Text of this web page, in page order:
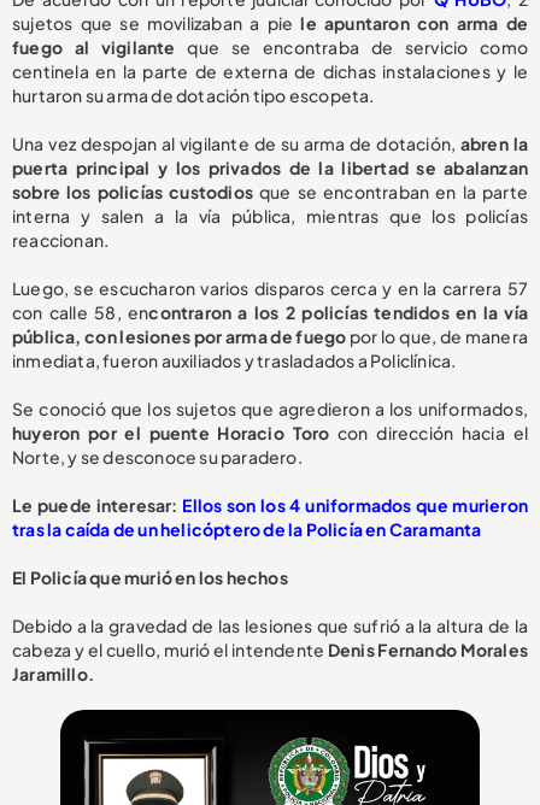
sujetos que se movilizaban a piele apuntaron con arma de
fuego al vigilante que se encontraba de servicio como
centinela en la parte de externa de dichas instalaciones y le
hurtaron su arma de dotación tipo escopeta.
Una vez despojan al vigilante de su arma de dotación, abren la
puerta principal y los privados de la libertad se abalanzan
sobre los policías custodios que se encontraban en la parte
interna y salen a la vía pública, mientras que los policías
reaccionan.
Luego, se escucharon varios disparos cerca y en la carrera 57
con calle 58, encontraron a los 2 policías tendidos en la vía
pública, con lesiones por arma de fuego por lo que, de manera
inmediata, fueron auxiliados y trasladados a Policlínica.
Se conoció que los sujetos que agredieron a los uniformados,
huyeron por el puente Horacio Toro con dirección hacia el
Norte, y se desconoce su paradero.
Le puede interesar: Ellos son los 4 uniformados que murieron
tras la caída de un helicóptero de la Policía en Caramanta
El Policía que murió en los hechos
Debido a la gravedad de las lesiones que sufrió a la altura de la
cabeza y el cuello, murió el intendente Denis Fernando Morales
Jaramillo.